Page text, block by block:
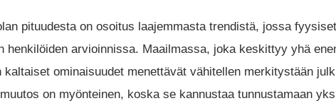
pituudesta on osoitus laajemmasta trendistä, jossa
henkilöiden arvioinnissa. Maailmassa, joka keskittyy yhä
kaltaiset ominaisuudet menettävät vähitellen merkitystään
on myönteinen, koska se kannustaa tunnustamaan